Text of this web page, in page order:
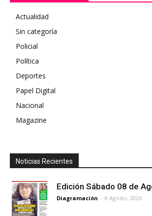
Actualidad
Sin categoría
Policial
Política
Deportes
Papel Digital
Nacional
Magazine
Noticias Recientes
Edición Sábado 08 de
Diagramación - 8 Agosto, 2026